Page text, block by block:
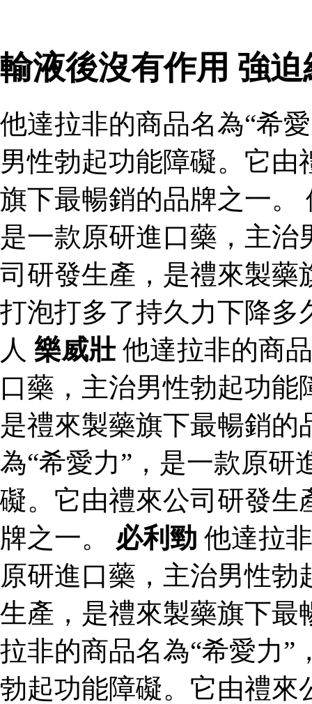
輸液後沒有作用 強
他達拉非的商品名為“希
男性勃起功能障礙。它
旗下最暢銷的品牌之一。
是一款原研進口藥，主
司研發生產，是禮來製藥
打泡打多了持久力下降多
人 樂威壯他達拉非的商
口藥，主治男性勃起功
是禮來製藥旗下最暢銷
為“希愛力”，是一款原研
礙。它由禮來公司研發生
牌之一。 必利勁 他達拉
原研進口藥，主治男性
生產，是禮來製藥旗下
拉非的商品名為“希愛力”
勃起功能障礙。它由禮來